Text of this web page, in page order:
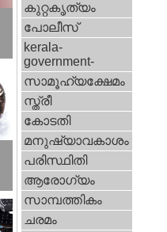
കുറ്റകൃത്യം
പോലീസ്‌
kerala-
government-
സാമൂഹ്യക്ഷേമം
സ്ത്രീ
കോടതി
മനുഷ്യാവകാശം
പരിസ്ഥിതി
ആരോഗ്യം
സാമ്പത്തികം
ചരമം